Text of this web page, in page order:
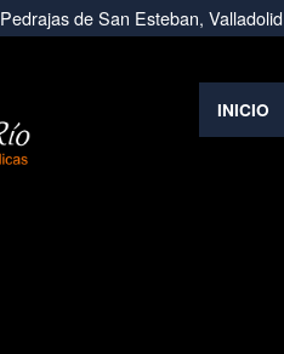
Pedrajas de San Esteban, Valladolid
INICIO